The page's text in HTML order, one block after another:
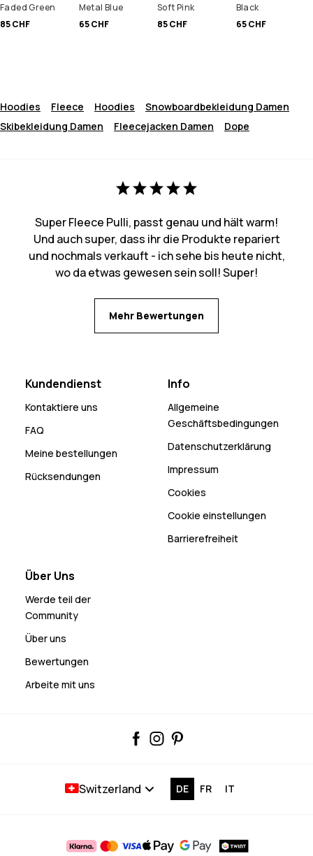
Faded Green
85 CHF
Metal Blue
65 CHF
Soft Pink
85 CHF
Black
65 CHF
Hoodies Fleece Hoodies
Snowboardbekleidung Damen
Skibekleidung Damen
Fleecejacken Damen Dope
Super Fleece Pulli, passt genau und hält warm!
Und auch super, dass ihr die Produkte repariert
und nochmals verkauft - ich sehe bis heute nicht,
wo da etwas gewesen sein soll! Super!
Mehr Bewertungen
Kundendienst
Kontaktiere uns
FAQ
Meine bestellungen
Rücksendungen
Info
Allgemeine
Geschäftsbedingungen
Datenschutzerklärung
Impressum
Cookies
Cookie einstellungen
Barrierefreiheit
Über Uns
Werde teil der
Community
Über uns
Bewertungen
Arbeite mit uns
DE FR IT
Switzerland